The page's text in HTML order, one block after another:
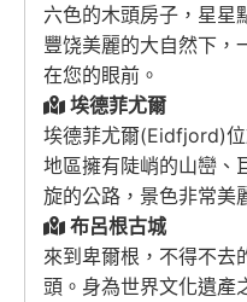
六色的木頭房子，星星
豐饶美麗的大自然下，
在您的眼前。
埃德菲尤爾
埃德菲尤爾(Eidfjord)
地區擁有陡峭的山巒、
旋的公路，景色非常美
布呂根古城
來到卑爾根，不得不去
頭。身為世界文化遺產